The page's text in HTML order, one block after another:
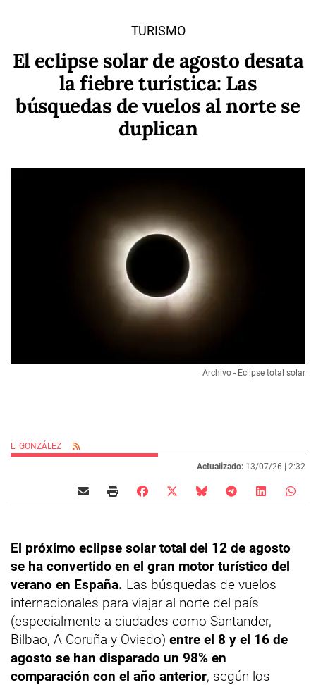
TURISMO
El eclipse solar de agosto desata
la fiebre turística: Las
búsquedas de vuelos al norte se
duplican
Archivo - Eclipse total solar
L. GONZÁLEZ
Actualizado: 13/07/26 | 2:32
El próximo eclipse solar total del 12 de agosto
se ha convertido en el gran motor turístico del
verano en España. Las búsquedas de vuelos
internacionales para viajar al norte del país
(especialmente a ciudades como Santander,
Bilbao, A Coruña y Oviedo) entre el 8 y el 16 de
agosto se han disparado un 98% en
comparación con el año anterior, según los